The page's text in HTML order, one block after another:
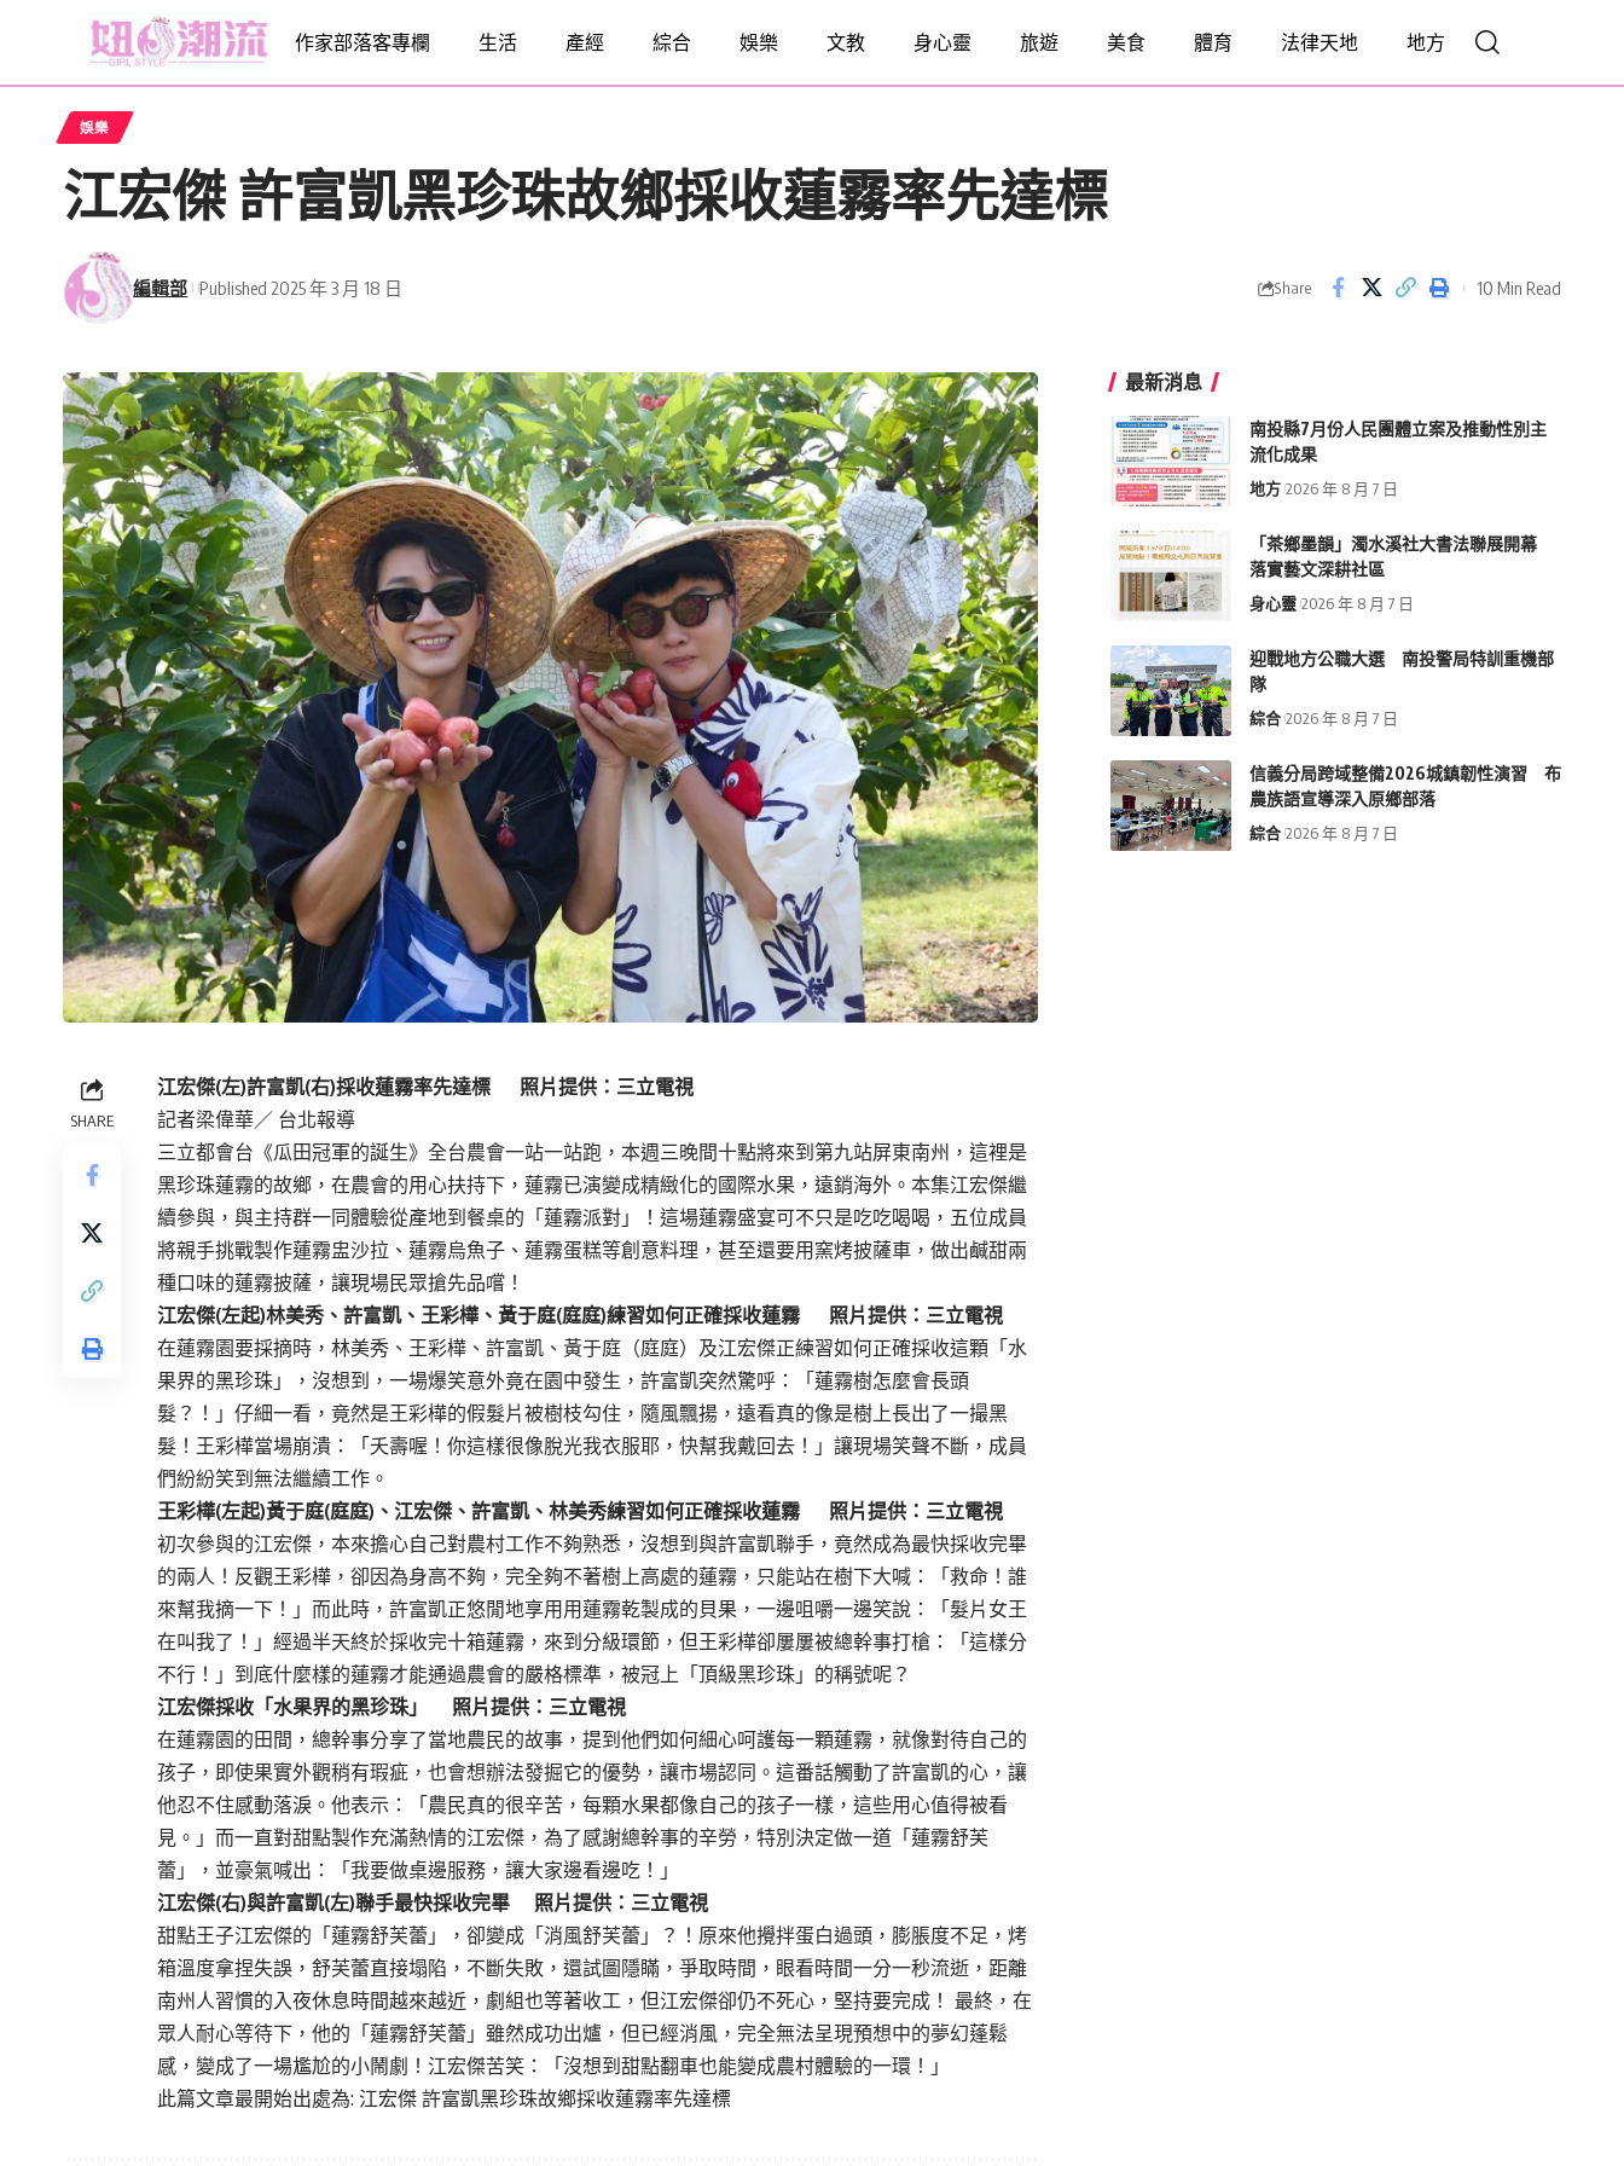
作家部落客專欄 生活 產經 綜合 娛樂 文教 身心靈 旅遊 美食 體育 法律天地 地方
娛樂
江宏傑 許富凱黑珍珠故鄉採收蓮霧率先達標
編輯部 Published 2025 年 3 月 18 日 Share 10 Min Read
SHARE
江宏傑(左)許富凱(右)採收蓮霧率先達標 照片提供：三立電視
記者梁偉華／ 台北報導
三立都會台《瓜田冠軍的誕生》全台農會一站一站跑，本週三晚間十點將來到第九站屏東南州，這裡是
黑珍珠蓮霧的故鄉，在農會的用心扶持下，蓮霧已演變成精緻化的國際水果，遠銷海外。本集江宏傑繼
續參與，與主持群一同體驗從產地到餐桌的「蓮霧派對」！這場蓮霧盛宴可不只是吃吃喝喝，五位成員
將親手挑戰製作蓮霧盅沙拉、蓮霧烏魚子、蓮霧蛋糕等創意料理，甚至還要用窯烤披薩車，做出鹹甜兩
種口味的蓮霧披薩，讓現場民眾搶先品嚐！
江宏傑(左起)林美秀、許富凱、王彩樺、黃于庭(庭庭)練習如何正確採收蓮霧 照片提供：三立電視
在蓮霧園要採摘時，林美秀、王彩樺、許富凱、黃于庭（庭庭）及江宏傑正練習如何正確採收這顆「水
果界的黑珍珠」，沒想到，一場爆笑意外竟在園中發生，許富凱突然驚呼：「蓮霧樹怎麼會長頭
髮？！」仔細一看，竟然是王彩樺的假髮片被樹枝勾住，隨風飄揚，遠看真的像是樹上長出了一撮黑
髮！王彩樺當場崩潰：「夭壽喔！你這樣很像脫光我衣服耶，快幫我戴回去！」讓現場笑聲不斷，成員
們紛紛笑到無法繼續工作。
王彩樺(左起)黃于庭(庭庭)、江宏傑、許富凱、林美秀練習如何正確採收蓮霧 照片提供：三立電視
初次參與的江宏傑，本來擔心自己對農村工作不夠熟悉，沒想到與許富凱聯手，竟然成為最快採收完畢
的兩人！反觀王彩樺，卻因為身高不夠，完全夠不著樹上高處的蓮霧，只能站在樹下大喊：「救命！誰
來幫我摘一下！」而此時，許富凱正悠閒地享用用蓮霧乾製成的貝果，一邊咀嚼一邊笑說：「髮片女王
在叫我了！」經過半天終於採收完十箱蓮霧，來到分級環節，但王彩樺卻屢屢被總幹事打槍：「這樣分
不行！」到底什麼樣的蓮霧才能通過農會的嚴格標準，被冠上「頂級黑珍珠」的稱號呢？
江宏傑採收「水果界的黑珍珠」 照片提供：三立電視
在蓮霧園的田間，總幹事分享了當地農民的故事，提到他們如何細心呵護每一顆蓮霧，就像對待自己的
孩子，即使果實外觀稍有瑕疵，也會想辦法發掘它的優勢，讓市場認同。這番話觸動了許富凱的心，讓
他忍不住感動落淚。他表示：「農民真的很辛苦，每顆水果都像自己的孩子一樣，這些用心值得被看
見。」而一直對甜點製作充滿熱情的江宏傑，為了感謝總幹事的辛勞，特別決定做一道「蓮霧舒芙
蕾」，並豪氣喊出：「我要做桌邊服務，讓大家邊看邊吃！」
江宏傑(右)與許富凱(左)聯手最快採收完畢 照片提供：三立電視
甜點王子江宏傑的「蓮霧舒芙蕾」，卻變成「消風舒芙蕾」？！原來他攪拌蛋白過頭，膨脹度不足，烤
箱溫度拿捏失誤，舒芙蕾直接塌陷，不斷失敗，還試圖隱瞞，爭取時間，眼看時間一分一秒流逝，距離
南州人習慣的入夜休息時間越來越近，劇組也等著收工，但江宏傑卻仍不死心，堅持要完成！ 最終，在
眾人耐心等待下，他的「蓮霧舒芙蕾」雖然成功出爐，但已經消風，完全無法呈現預想中的夢幻蓬鬆
感，變成了一場尷尬的小鬧劇！江宏傑苦笑：「沒想到甜點翻車也能變成農村體驗的一環！」
此篇文章最開始出處為: 江宏傑 許富凱黑珍珠故鄉採收蓮霧率先達標
最新消息
南投縣7月份人民團體立案及推動性別主
流化成果
地方 2026 年 8 月 7 日
「茶鄉墨韻」濁水溪社大書法聯展開幕
落實藝文深耕社區
身心靈 2026 年 8 月 7 日
迎戰地方公職大選 南投警局特訓重機部
隊
綜合 2026 年 8 月 7 日
信義分局跨域整備2026城鎮韌性演習 布
農族語宣導深入原鄉部落
綜合 2026 年 8 月 7 日